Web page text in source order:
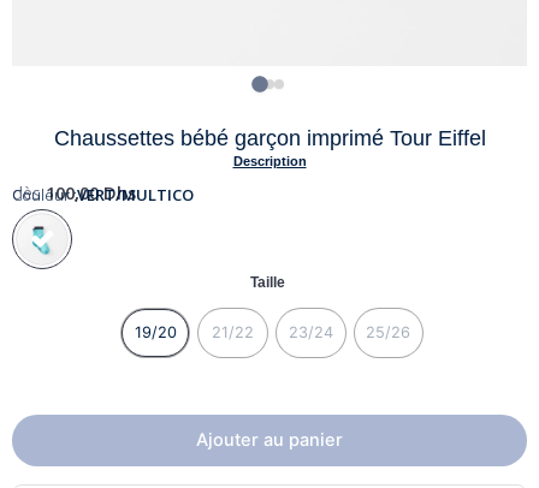
Chaussettes bébé garçon imprimé Tour Eiffel
Description
dès 100,00Dhs
Couleur :VERT/MULTICO
Taille
19/20 21/22 23/24 25/26
Ajouter au panier